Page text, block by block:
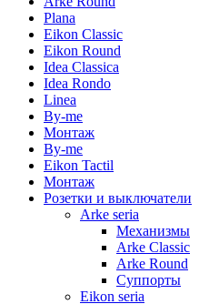
Plana
Eikon Classic
Eikon Round
Idea Classica
Idea Rondo
Linea
By-me
Монтаж
By-me
Eikon Tactil
Монтаж
Розетки и выключатели
Arke seria
Механизмы
Arke Classic
Arke Round
Суппорты
Eikon seria